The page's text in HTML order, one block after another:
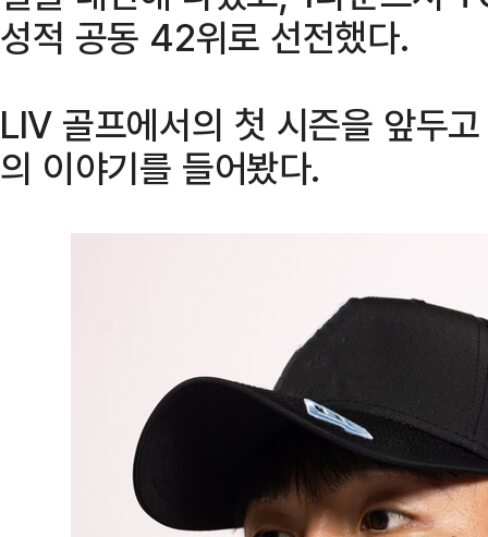
성적 공동 42위로 선전했다.
LIV 골프에서의 첫 시즌을 앞두
의 이야기를 들어봤다.